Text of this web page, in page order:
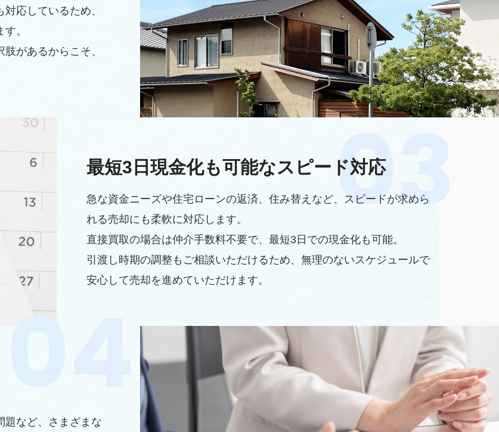
応しているため、
。
があるからこそ、
最短3日現金化も可能なスピード対応
急な資金ニーズや住宅ローンの返済、住み替えなど、スピードが求めら
れる売却にも柔軟に対応します。
直接買取の場合は仲介手数料不要で、最短3日での現金化も可能。
引渡し時期の調整もご相談いただけるため、無理のないスケジュールで
安心して売却を進めていただけます。
題など、さまざまな